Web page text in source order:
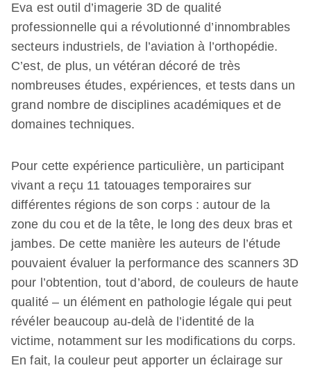
Eva est outil d’imagerie 3D de qualité
professionnelle qui a révolutionné d’innombrables
secteurs industriels, de l’aviation à l’orthopédie.
C’est, de plus, un vétéran décoré de très
nombreuses études, expériences, et tests dans un
grand nombre de disciplines académiques et de
domaines techniques.
Pour cette expérience particulière, un participant
vivant a reçu 11 tatouages temporaires sur
différentes régions de son corps : autour de la
zone du cou et de la tête, le long des deux bras et
jambes. De cette manière les auteurs de l’étude
pouvaient évaluer la performance des scanners 3D
pour l’obtention, tout d’abord, de couleurs de haute
qualité – un élément en pathologie légale qui peut
révéler beaucoup au-delà de l’identité de la
victime, notamment sur les modifications du corps.
En fait, la couleur peut apporter un éclairage sur